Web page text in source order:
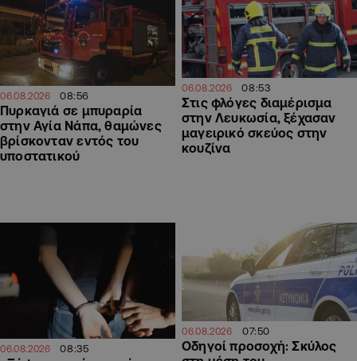
06.08.2026 08:56
Πυρκαγιά σε μπυραρία
στην Αγία Νάπα, θαμώνες
βρίσκονταν εντός του
υποστατικού
06.08.2026 08:53
Στις φλόγες διαμέρισμα
στην Λευκωσία, ξέχασαν
μαγειρικό σκεύος στην
κουζίνα
06.08.2026 08:35
06.08.2026 07:50
Οδηγοί προσοχή: Σκύλος